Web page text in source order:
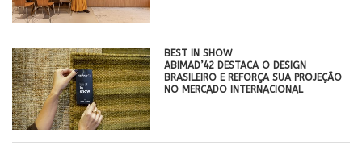
BEST IN SHOW
ABIMAD’42 DESTACA O DESIGN
BRASILEIRO E REFORÇA SUA PROJEÇÃO
NO MERCADO INTERNACIONAL